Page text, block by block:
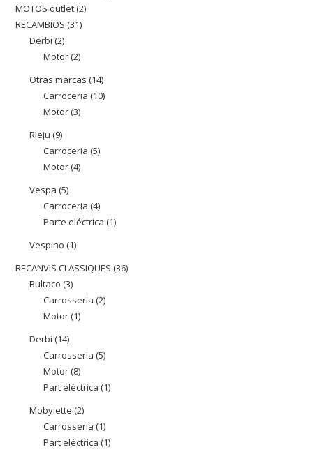
MOTOS outlet 22
RECAMBIOS 3131
Derbi 22
productes
Motor 22
productes
Otras marcas 1414
productes
Carroceria 1010
Motor 33
Rieju 99
productes
Carroceria 55
Motor 44
Vespa 55
productes
Carroceria 44
productes
Parte eléctrica 11
Vespino 11
producte
RECANVIS CLASSIQUES 3636
Bultaco 33
productes
Carrosseria 22
Motor 11
Derbi 1414
productes
Carrosseria 55
Motor 88
productes
Part elèctrica 11
Mobylette 22
productes
Carrosseria 11
producte
Part elèctrica 11